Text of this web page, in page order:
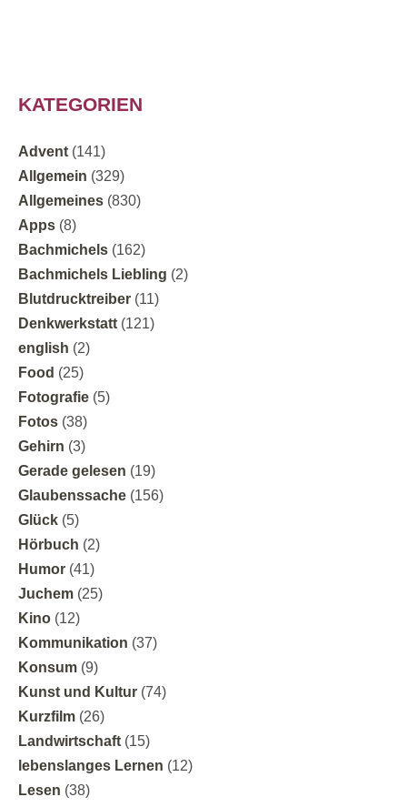
KATEGORIEN
Advent (141)
Allgemein (329)
Allgemeines (830)
Apps (8)
Bachmichels (162)
Bachmichels Liebling (2)
Blutdrucktreiber (11)
Denkwerkstatt (121)
english (2)
Food (25)
Fotografie (5)
Fotos (38)
Gehirn (3)
Gerade gelesen (19)
Glaubenssache (156)
Glück (5)
Hörbuch (2)
Humor (41)
Juchem (25)
Kino (12)
Kommunikation (37)
Konsum (9)
Kunst und Kultur (74)
Kurzfilm (26)
Landwirtschaft (15)
lebenslanges Lernen (12)
Lesen (38)